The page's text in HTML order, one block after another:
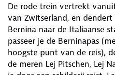
De rode trein vertrekt
van Zwitserland, en
Bernina naar de Italiaanse
passeer je de Berninapas
hoogste punt van de reis),
de meren Lej Pitschen, Lej